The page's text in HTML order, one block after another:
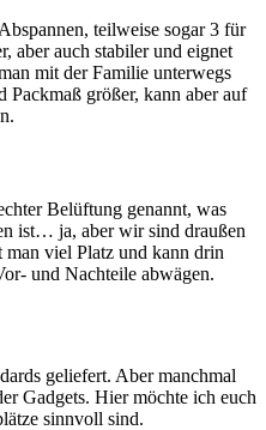
teilweise sogar 3 für
aber auch stabiler und eignet
mit der Familie unterwegs
Packmaß größer, kann aber auf
Belüftung genannt, was
ist… ja, aber wir sind draußen
man viel Platz und kann drin
und Nachteile abwägen.
geliefert. Aber manchmal
Gadgets. Hier möchte ich euch
sinnvoll sind.